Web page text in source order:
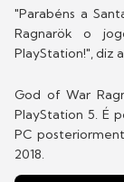
"Parabéns a
Ragnarök o
PlayStation!", diz
God of War
PlayStation 5. É
PC
2018.